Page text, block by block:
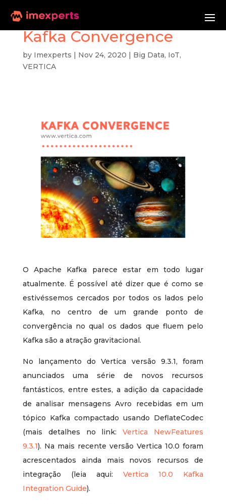
Kafka Convergence
by Imexperts | Nov 24, 2020 | Big Data, IoT,
VERTICA
O Apache Kafka parece estar em todo lugar
atualmente. É possível até dizer que é como se
estivéssemos cercados por todos os lados pelo
Kafka, no centro de um grande ponto de
convergência no qual os dados que fluem pelo
Kafka são a atração gravitacional.
No lançamento do Vertica versão 9.3.1, foram
anunciados uma série de novos recursos
fantásticos, entre estes, a adição da capacidade
de analisar mensagens Avro recebidas em um
tópico Kafka compactado usando DeflateCodec
(mais detalhes no link:Vertica NewFeatures
9.3.1). Na mais recente versão Vertica 10.0 foram
acrescentados ainda mais novos recursos de
integração (leia aqui:Vertica 10.0 Kafka
Integration Guide).